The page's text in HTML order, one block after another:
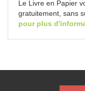
Le Livre en Papier
gratuitement, sans
pour plus